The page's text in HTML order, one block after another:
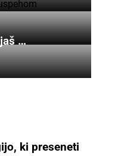
…
ki preseneti